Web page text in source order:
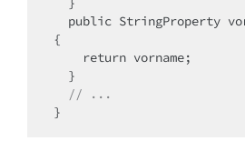
{
// ...
}